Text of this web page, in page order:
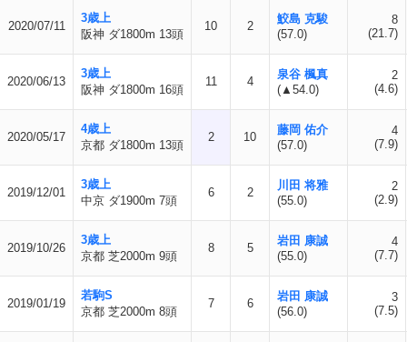
2020/07/11
3歳上
阪神 ダ1800m 13頭
10 2
鮫島 克駿
(57.0)
8
(21.7)
2020/06/13
3歳上
阪神 ダ1800m 16頭
11 4
泉谷 楓真
(▲54.0)
2
(4.6)
2020/05/17
4歳上
京都 ダ1800m 13頭
2 10
藤岡 佑介
(57.0)
4
(7.9)
2019/12/01
3歳上
中京 ダ1900m 7頭
6 2
川田 将雅
(55.0)
2
(2.9)
2019/10/26
3歳上
京都 芝2000m 9頭
8 5
岩田 康誠
(55.0)
4
(7.7)
2019/01/19
若駒S
京都 芝2000m 8頭
7 6
岩田 康誠
(56.0)
3
(7.5)